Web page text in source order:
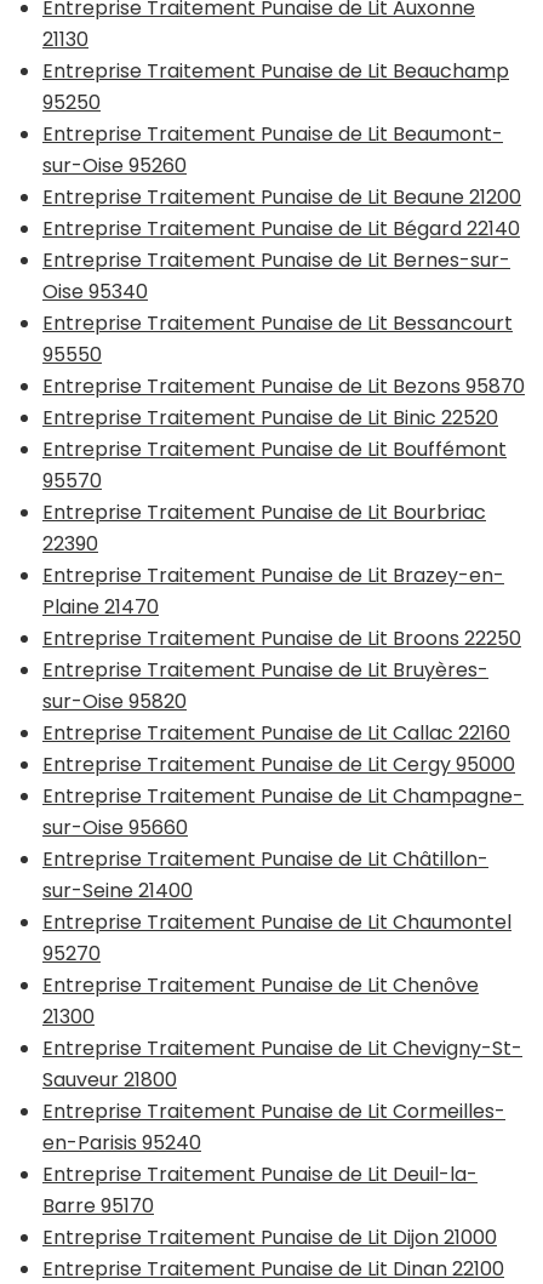
Entreprise Traitement Punaise de Lit Auxonne
21130
Entreprise Traitement Punaise de Lit Beauchamp
95250
Entreprise Traitement Punaise de Lit Beaumont-
sur-Oise 95260
Entreprise Traitement Punaise de Lit Beaune 21200
Entreprise Traitement Punaise de Lit Bégard 22140
Entreprise Traitement Punaise de Lit Bernes-sur-
Oise 95340
Entreprise Traitement Punaise de Lit Bessancourt
95550
Entreprise Traitement Punaise de Lit Bezons 95870
Entreprise Traitement Punaise de Lit Binic 22520
Entreprise Traitement Punaise de Lit Bouffémont
95570
Entreprise Traitement Punaise de Lit Bourbriac
22390
Entreprise Traitement Punaise de Lit Brazey-en-
Plaine 21470
Entreprise Traitement Punaise de Lit Broons 22250
Entreprise Traitement Punaise de Lit Bruyères-
sur-Oise 95820
Entreprise Traitement Punaise de Lit Callac 22160
Entreprise Traitement Punaise de Lit Cergy 95000
Entreprise Traitement Punaise de Lit Champagne-
sur-Oise 95660
Entreprise Traitement Punaise de Lit Châtillon-
sur-Seine 21400
Entreprise Traitement Punaise de Lit Chaumontel
95270
Entreprise Traitement Punaise de Lit Chenôve
21300
Entreprise Traitement Punaise de Lit Chevigny-St-
Sauveur 21800
Entreprise Traitement Punaise de Lit Cormeilles-
en-Parisis 95240
Entreprise Traitement Punaise de Lit Deuil-la-
Barre 95170
Entreprise Traitement Punaise de Lit Dijon 21000
Entreprise Traitement Punaise de Lit Dinan 22100